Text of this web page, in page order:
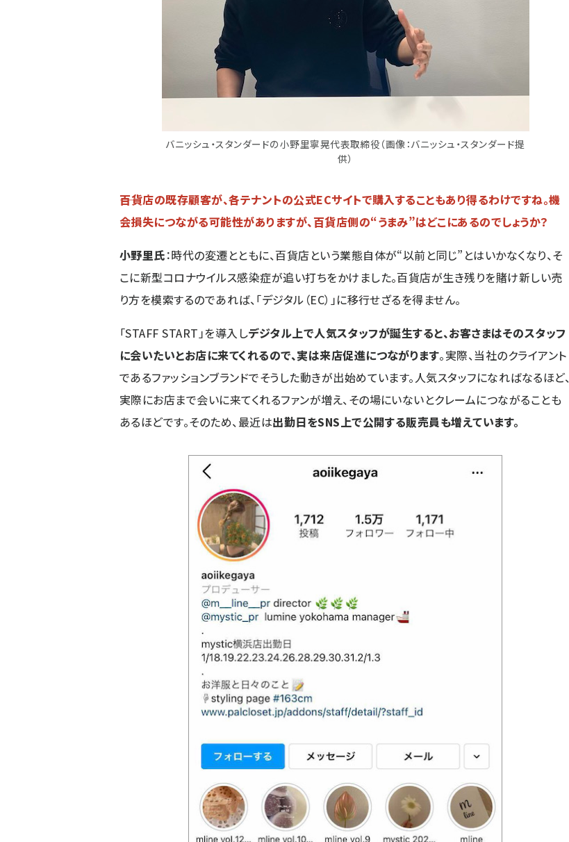
バニッシュ・スタンダードの小野里寧晃代表取締役（画像：バニッシュ・スタンダード提
供）
――百貨店の既存顧客が、各テナントの公式ECサイトで購入することもあり得るわけですね。機
会損失につながる可能性がありますが、百貨店側の“うまみ”はどこにあるのでしょうか？
小野里氏：時代の変遷とともに、百貨店という業態自体が“以前と同じ”とはいかなくなり、そ
こに新型コロナウイルス感染症が追い打ちをかけました。百貨店が生き残りを賭け新しい売
り方を模索するのであれば、「デジタル（EC）」に移行せざるを得ません。
「STAFF START」を導入しデジタル上で人気スタッフが誕生すると、お客さまはそのスタッフ
に会いたいとお店に来てくれるので、実は来店促進につながります。実際、当社のクライアント
であるファッションブランドでそうした動きが出始めています。人気スタッフになればなるほど、
実際にお店まで会いに来てくれるファンが増え、その場にいないとクレームにつながることも
あるほどです。そのため、最近は出勤日をSNS上で公開する販売員も増えています。